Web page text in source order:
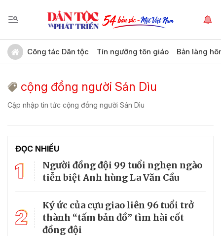
Công tác Dân tộc Tín ngưỡng tôn giáo Bản làng
cộng đồng người Sán Dìu
Cập nhập tin tức cộng đồng người Sán Dìu
ĐỌC NHIỀU
1
Người đồng đội 99 tuổi nghẹn ngào
tiễn biệt Anh hùng La Văn Cầu
2
Ký ức của cựu giao liên 96 tuổi trở
thành “tấm bản đồ” tìm hài cốt
đồng đội